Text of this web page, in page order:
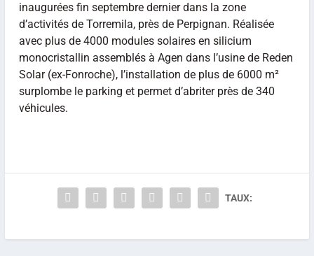
inaugurées fin septembre dernier dans la zone
d’activités de Torremila, près de Perpignan. Réalisée
avec plus de 4000 modules solaires en silicium
monocristallin assemblés à Agen dans l’usine de Reden
Solar (ex-Fonroche), l’installation de plus de 6000 m²
surplombe le parking et permet d’abriter près de 340
véhicules.
TAUX: